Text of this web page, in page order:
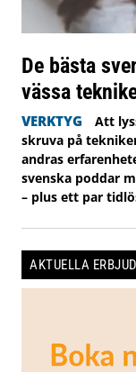
De bästa
vässa
VERKTYG
Att
skruva på
andras
svenska poddar
– plus ett par
AKTUELLA